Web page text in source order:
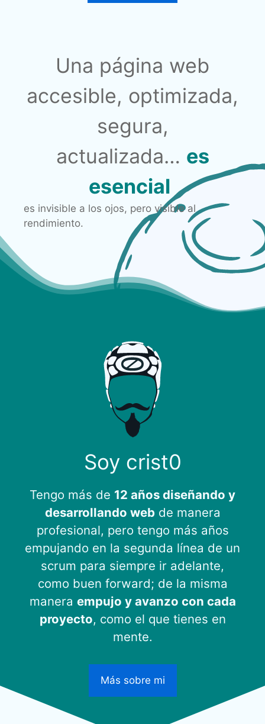
Una página web
accesible, optimizada,
segura,
actualizada… es
esencial
es invisible a los ojos, pero visible al
rendimiento.
Soy crist0
Tengo más de 12 años diseñando y
desarrollando webde manera
profesional, pero tengo más años
empujando en la segunda línea de un
scrum para siempre ir adelante,
como buen forward; de la misma
manera empujo y avanzo con cada
proyecto, como el que tienes en
mente.
Más sobre mi